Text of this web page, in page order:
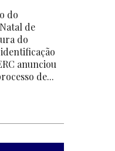
do
de
do
anunciou
de...